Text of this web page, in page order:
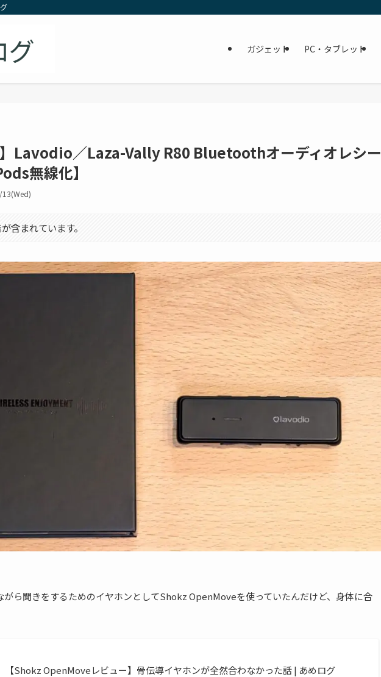
ガジェット PC・タブレット
】Lavodio／Laza-Vally R80 Bluetoothオーディオレシー
無線化】
含まれています。
がら聞きをするためのイヤホンとしてShokz OpenMoveを使っていたんだけど、身体に合
【Shokz OpenMoveレビュー】骨伝導イヤホンが全然合わなかった話 | あめログ